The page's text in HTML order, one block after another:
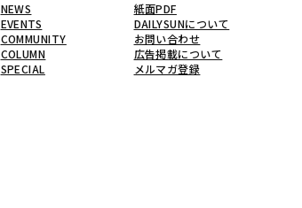
NEWS
EVENTS
COMMUNITY
COLUMN
SPECIAL
紙面PDF
DAILYSUNについて
お問い合わせ
広告掲載について
メルマガ登録